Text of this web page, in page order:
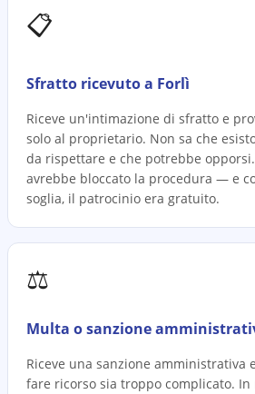
📋
Sfratto ricevuto a Forlì
Riceve un'intimazione di sfratto e
solo al proprietario. Non sa che
da rispettare e che potrebbe
avrebbe bloccato la procedura — e
soglia, il patrocinio era gratuito.
⚖️
Multa o sanzione
Riceve una sanzione amministrativa
fare ricorso sia troppo complicato.